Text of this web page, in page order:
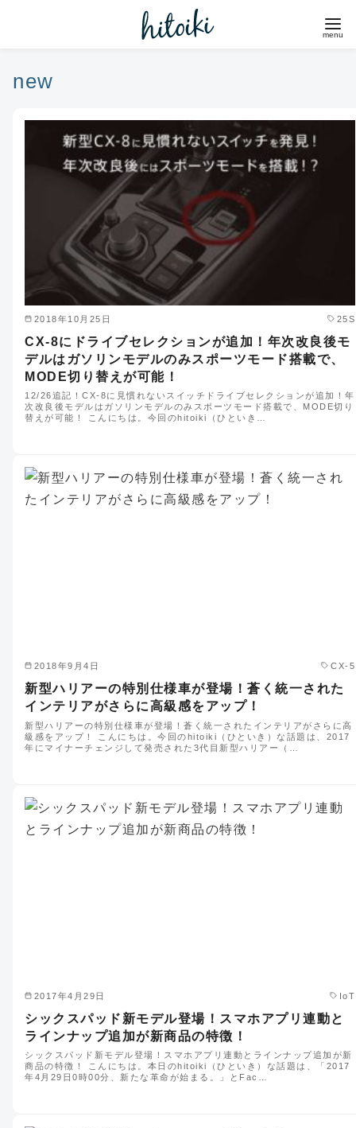
new
2018年10月25日 25S
CX-8にドライブセレクションが追加！年次改良後モ
デルはガソリンモデルのみスポーツモード搭載で、
MODE切り替えが可能！
12/26追記！CX-8に見慣れないスイッチドライブセレクションが追加！年
次改良後モデルはガソリンモデルのみスポーツモード搭載で、MODE切り
替えが可能！ こんにちは。今回のhitoiki（ひといき…
2018年9月4日 CX-5
新型ハリアーの特別仕様車が登場！蒼く統一された
インテリアがさらに高級感をアップ！
新型ハリアーの特別仕様車が登場！蒼く統一されたインテリアがさらに高
級感をアップ！ こんにちは。今回のhitoiki（ひといき）な話題は、2017
年にマイナーチェンジして発売された3代目新型ハリアー（…
2017年4月29日 IoT
シックスパッド新モデル登場！スマホアプリ連動と
ラインナップ追加が新商品の特徴！
シックスパッド新モデル登場！スマホアプリ連動とラインナップ追加が新
商品の特徴！ こんにちは。本日のhitoiki（ひといき）な話題は、「2017
年4月29日0時00分、新たな革命が始まる。」とFac…